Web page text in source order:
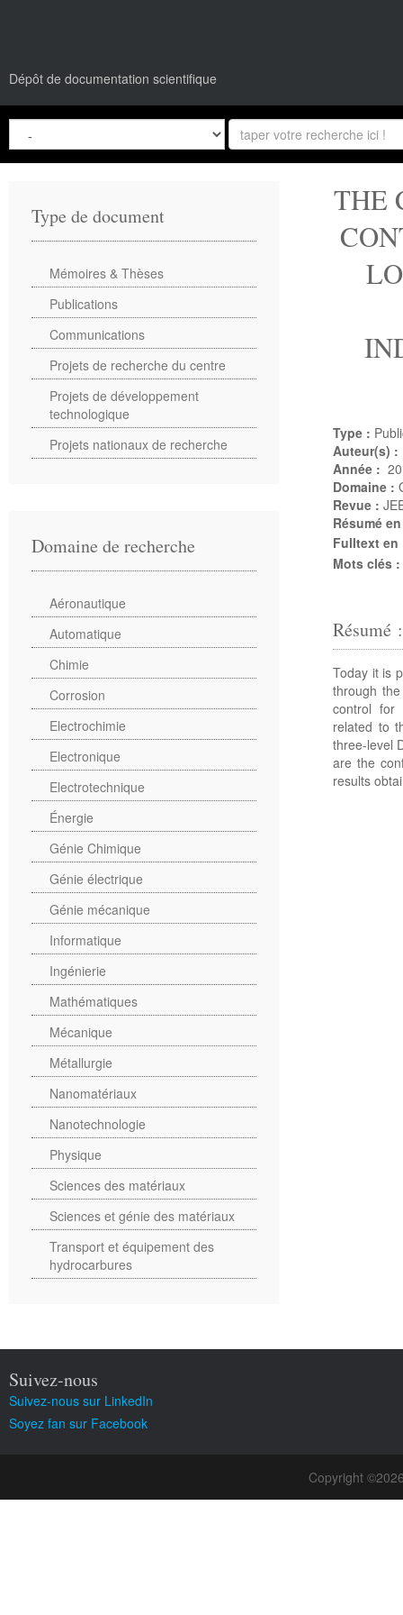
Dépôt de documentation scientifique
THE
Type :
Auteur(s) :
Année :
Domaine :
Revue :
Résumé
Fulltext en
Mots clés :
Today it is
through
control for
related to
three-level
are the
results
Type de document
Mémoires & Thèses
Publications
Communications
Projets de recherche du centre
Projets de développement
technologique
Projets nationaux de recherche
Domaine de recherche
Aéronautique
Automatique
Chimie
Corrosion
Electrochimie
Electronique
Electrotechnique
Énergie
Génie Chimique
Génie électrique
Génie mécanique
Informatique
Ingénierie
Mathématiques
Mécanique
Métallurgie
Nanomatériaux
Nanotechnologie
Physique
Sciences des matériaux
Sciences et génie des matériaux
Transport et équipement des
hydrocarbures
Suivez-nous
Suivez-nous sur LinkedIn
Soyez fan sur Facebook
Copyright